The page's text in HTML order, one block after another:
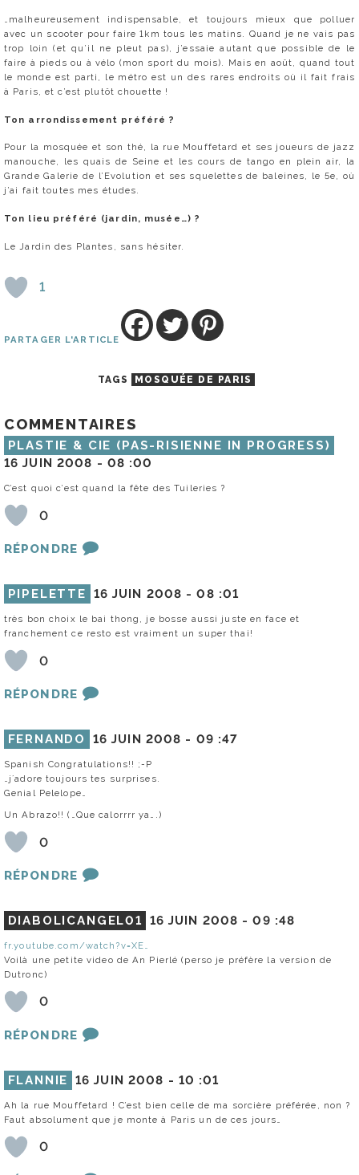
…malheureusement indispensable, et toujours mieux que polluer
avec un scooter pour faire 1km tous les matins. Quand je ne vais pas
trop loin (et qu’il ne pleut pas), j’essaie autant que possible de le
faire à pieds ou à vélo (mon sport du mois). Mais en août, quand tout
le monde est parti, le métro est un des rares endroits où il fait frais
à Paris, et c’est plutôt chouette !
Ton arrondissement préféré ?
Pour la mosquée et son thé, la rue Mouffetard et ses joueurs de jazz
manouche, les quais de Seine et les cours de tango en plein air, la
Grande Galerie de l’Evolution et ses squelettes de baleines, le 5e, où
j’ai fait toutes mes études.
Ton lieu préféré (jardin, musée…) ?
Le Jardin des Plantes, sans hésiter.
1
PARTAGER L'ARTICLE
TAGS MOSQUÉE DE PARIS
COMMENTAIRES
PLASTIE & CIE (PAS-RISIENNE IN PROGRESS)
16 JUIN 2008 - 08 :00
C’est quoi c’est quand la fête des Tuileries ?
0
RÉPONDRE
PIPELETTE 16 JUIN 2008 -08 :01
très bon choix le bai thong, je bosse aussi juste en face et
franchement ce resto est vraiment un super thai!
0
RÉPONDRE
FERNANDO 16 JUIN 2008 - 09 :47
Spanish Congratulations!! ;-P
…j´adore toujours tes surprises.
Genial Pelelope…
Un Abrazo!! (…Que calorrrr ya….)
0
RÉPONDRE
DIABOLICANGEL01 16 JUIN 2008 -09 :48
fr.youtube.com/watch?v=XE…
Voilà une petite video de An Pierlé (perso je préfère la version de
Dutronc)
0
RÉPONDRE
FLANNIE 16 JUIN 2008 - 10 :01
Ah la rue Mouffetard ! C’est bien celle de ma sorcière préférée, non ?
Faut absolument que je monte à Paris un de ces jours…
0